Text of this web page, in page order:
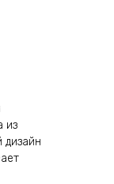
из
дизайн